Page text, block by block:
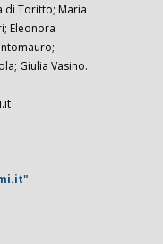
di Toritto; Maria
Eleonora
Giulia Vasino.